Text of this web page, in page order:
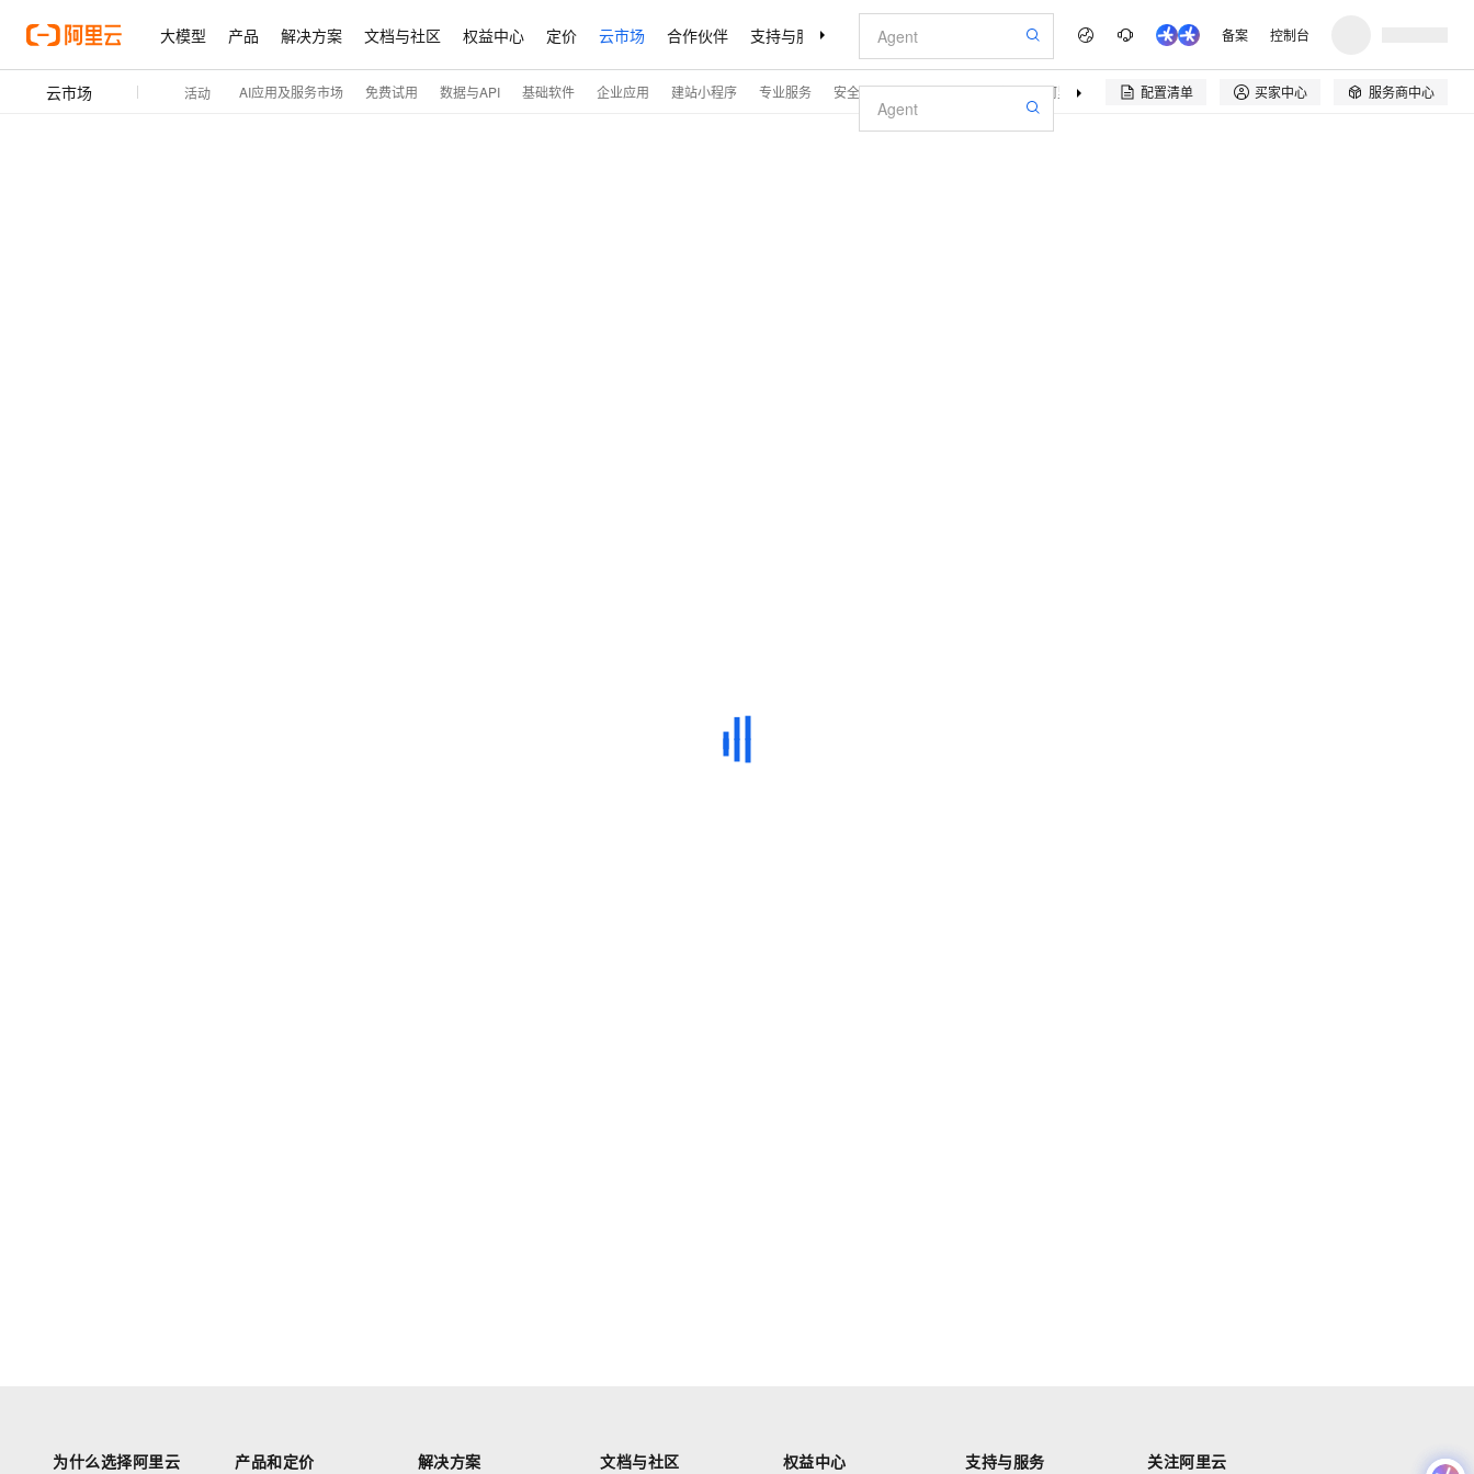
大模型 产品 解决方案 文档与社区 权益中心 定价 云市场 合作伙伴 支持与服务 了解阿里云 备案 控制台
云市场 活动 AI应用及服务市场 免费试用 数据与API 基础软件 企业应用 建站小程序 专业服务 安全 开发与运维 解决方案 阿里云精选 伙伴招募
配置清单  买家中心  服务商中心
为什么选择阿里云 产品和定价 解决方案 文档与社区 权益中心 支持与服务 关注阿里云